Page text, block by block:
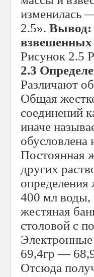
изменилась
2.5». Вывод:
взвешенных
Рисунок 2.5
2.3
Различают
Общая
соединений
иначе
обусловлена
Постоянная
других
400 мл воды,
жестяная
столовой с
69,4гр —
Отсюда